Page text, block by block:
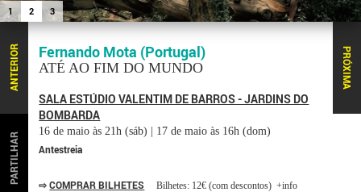
1 2 3
PRÓXIMA
ANTERIOR
PARTILHAR
Fernando Mota (Portugal)
ATÉ AO FIM DO MUNDO
SALA ESTÚDIO VALENTIM DE BARROS - JARDINS DO
BOMBARDA
16 de maio às 21h (sáb) | 17 de maio às 16h (dom)
Antestreia
⇨ COMPRAR BILHETES Bilhetes: 12€ (com descontos) +info